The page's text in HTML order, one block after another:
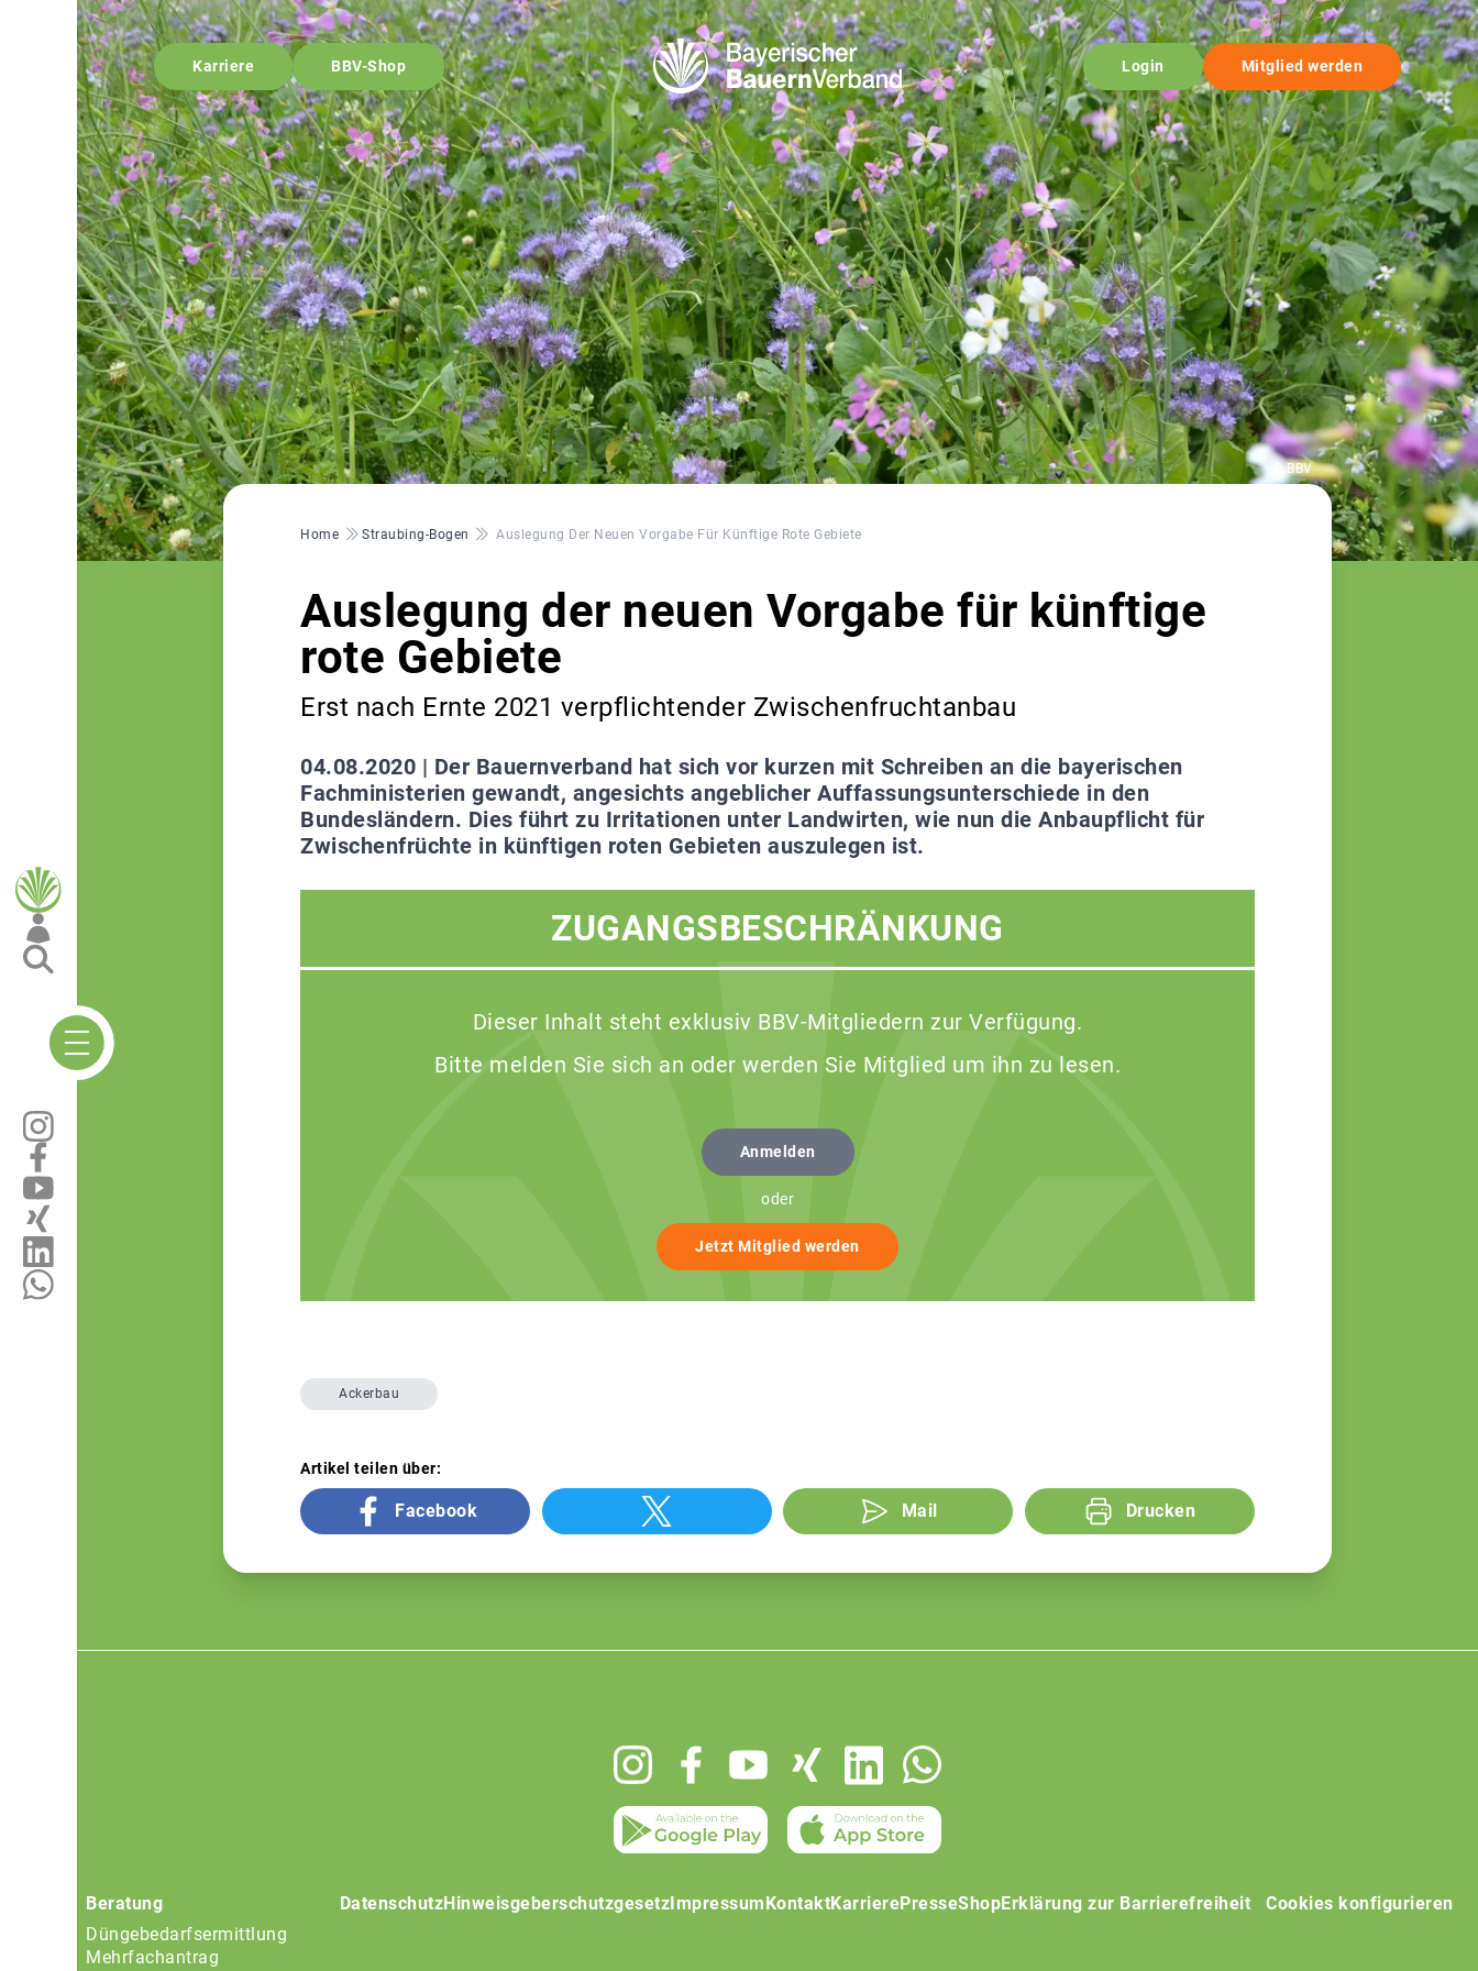
Karriere BBV-Shop Login Mitglied werden
© BBV
Pfadnavigation
Home Straubing-Bogen Auslegung Der Neuen Vorgabe Für Künftige Rote Gebiete
Auslegung der neuen Vorgabe für künftige
rote Gebiete
Erst nach Ernte 2021 verpflichtender Zwischenfruchtanbau
04.08.2020 | Der Bauernverband hat sich vor kurzen mit Schreiben an die bayerischen
Fachministerien gewandt, angesichts angeblicher Auffassungsunterschiede in den
Bundesländern. Dies führt zu Irritationen unter Landwirten, wie nun die Anbaupflicht für
Zwischenfrüchte in künftigen roten Gebieten auszulegen ist.
ZUGANGSBESCHRÄNKUNG
Dieser Inhalt steht exklusiv BBV-Mitgliedern zur Verfügung.
Bitte melden Sie sich an oder werden Sie Mitglied um ihn zu lesen.
Anmelden
oder
Jetzt Mitglied werden
Ackerbau
Artikel teilen über:
Facebook Mail Drucken
Beratung
Düngebedarfsermittlung
Mehrfachantrag
DatenschutzHinweisgeberschutzgesetzImpressumKontaktKarrierePresseShopErklärung zur Barrierefreiheit Cookies konfigurieren